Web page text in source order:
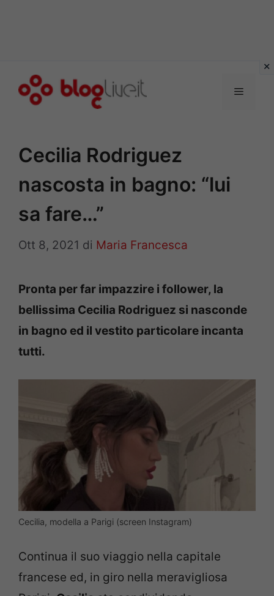
Menu
Cecilia Rodriguez
nascosta in bagno: “lui
sa fare…”
Ott 8, 2021 di Maria Francesca
Pronta per far impazzire i follower, la
bellissima Cecilia Rodriguez si nasconde
in bagno ed il vestito particolare incanta
tutti.
Cecilia, modella a Parigi (screen Instagram)
Continua il suo viaggio nella capitale
francese ed, in giro nella meravigliosa